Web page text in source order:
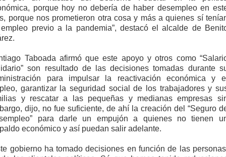
porque hoy no debería de haber desempleo en
porque nos prometieron otra cosa y más a quienes sí
previo a la pandemia”, destacó el alcalde de
Taboada afirmó que este apoyo y otros como
son resultado de las decisiones tomadas durante
para impulsar la reactivación económica y
garantizar la seguridad social de los trabajadores y
y rescatar a las pequeñas y medianas empresas
dijo, no fue suficiente, de ahí la creación del “Seguro
para darle un empujón a quienes no tienen
económico y así puedan salir adelante.
gobierno ha tomado decisiones en función de las